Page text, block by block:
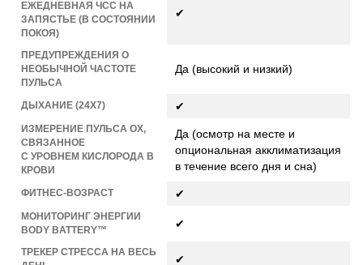
ЕЖЕДНЕВНАЯ ЧСС НА
ЗАПЯСТЬЕ (В СОСТОЯНИИ
ПОКОЯ)
✔
ПРЕДУПРЕЖДЕНИЯ О
НЕОБЫЧНОЙ ЧАСТОТЕ
ПУЛЬСА
Да (высокий и низкий)
ДЫХАНИЕ (24X7) ✔
ИЗМЕРЕНИЕ ПУЛЬСА OX,
СВЯЗАННОЕ
С УРОВНЕМ КИСЛОРОДА В
КРОВИ
Да (осмотр на месте и
опциональная акклиматизация
в течение всего дня и сна)
ФИТНЕС-ВОЗРАСТ ✔
МОНИТОРИНГ ЭНЕРГИИ
BODY BATTERY™
✔
ТРЕКЕР СТРЕССА НА ВЕСЬ
✔